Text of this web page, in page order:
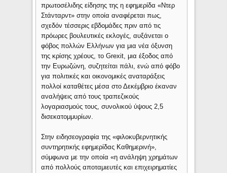
πρωτοσέλιδης είδησης της η εφημερίδα «Ντερ
Στάνταρντ» στην οποία αναφέρεται πως,
σχεδόν τέσσερις εβδομάδες πριν από τις
πρόωρες βουλευτικές εκλογές, αυξάνεται ο
φόβος πολλών Ελλήνων για μια νέα όξυνση
της κρίσης χρέους, το Grexit, μια έξοδος από
την Ευρωζώνη, συζητείται πάλι, ενώ από φόβο
για πολιτικές και οικονομικές αναταράξεις
πολλοί καταθέτες μέσα στο Δεκέμβριο έκαναν
αναλήψεις από τους τραπεζικούς
λογαριασμούς τους, συνολικού ύψους 2,5
δισεκατομμυρίων.
Στην ειδησεογραφία της «φιλοκυβερνητικής
συντηρητικής εφημερίδας Καθημερινή»,
σύμφωνα με την οποία «η ανάληψη χρημάτων
από πολλούς αποταμιευτές και επιχειρηματίες